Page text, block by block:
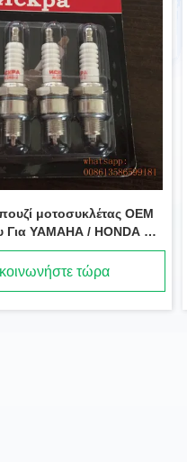
μοτοσυκλέτας OEM
Για YAMAHA / HONDA /
τώρα